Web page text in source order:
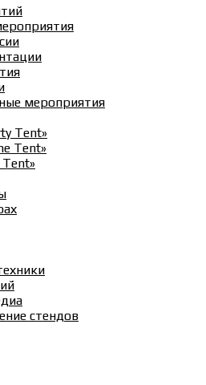
мероприятия
Tent»
Tent»
стендов